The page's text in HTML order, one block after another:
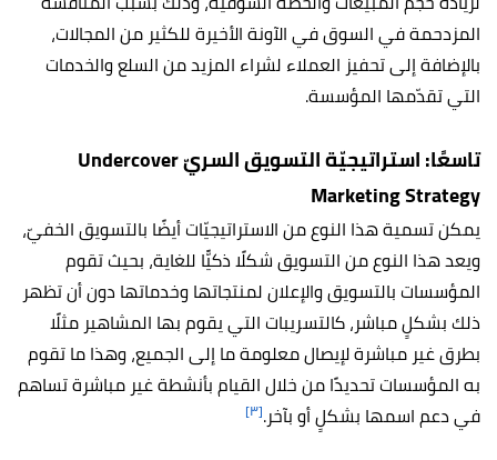
المزدحمة في السوق في الآونة الأخيرة للكثير من المجالات،
بالإضافة إلى تحفيز العملاء لشراء المزيد من السلع والخدمات
التي تقدّمها المؤسسة.
تاسعًا: استراتيجيّة التسويق السريّ Undercover
Marketing Strategy
يمكن تسمية هذا النوع من الاستراتيجيّات أيضًا بالتسويق الخفيّ،
ويعد هذا النوع من التسويق شكلًا ذكيًّا للغاية، بحيث تقوم
المؤسسات بالتسويق والإعلان لمنتجاتها وخدماتها دون أن تظهر
ذلك بشكلٍ مباشر، كالتسريبات التي يقوم بها المشاهير مثلًا
بطرق غير مباشرة لإيصال معلومة ما إلى الجميع، وهذا ما تقوم
به المؤسسات تحديدًا من خلال القيام بأنشطة غير مباشرة تساهم
في دعم اسمها بشكلٍ أو بآخر.[٣]